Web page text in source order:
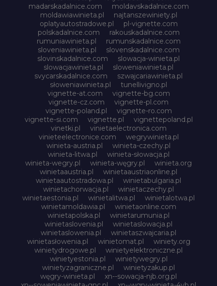
madarskadalnice.com
moldavskadalnice.com
moldawiawinieta.pl
najtanszewiniety.pl
oplatyautostradowe.pl
pl-vignette.com
polskadalnice.com
rakouskadalnice.com
rumuniawinieta.pl
rumunskadalnice.com
sloveniawinieta.pl
slovenskadalnice.com
slovinskadalnice.com
slowacja-winieta.pl
slowacjawinieta.pl
sloweniawinieta.pl
svycarskadalnice.com
szwajcariawinieta.pl
słoweniawinieta.pl
tunellivigno.pl
vignette-at.com
vignette-bg.com
vignette-cz.com
vignette-pl.com
vignette-poland.pl
vignette-ro.com
vignette-si.com
vignette.pl
vignettepoland.pl
vinetki.pl
vinietaelectronica.com
vinieteelectronice.com
wegrywinieta.pl
winieta-austria.pl
winieta-czechy.pl
winieta-litwa.pl
winieta-słowacja.pl
winieta-wegry.pl
winieta-węgry.pl
winieta.org
winietaaustria.pl
winietaaustriaonline.pl
winietaautostradowa.pl
winietabulgaria.pl
winietachorwacja.pl
winietaczechy.pl
winietaestonia.pl
winietalitwa.pl
winietalotwa.pl
winietamoldawia.pl
winietaonline.com
winietapolska.pl
winietarumunia.pl
winietaslovenia.pl
winietaslowacja.pl
winietaslowenia.pl
winietaszwajcaria.pl
winietasłowenia.pl
winietomat.pl
winiety.org
winietydrogowe.pl
winietyelektroniczne.pl
winietyestonia.pl
winietywegry.pl
winietyzagraniczne.pl
winietyzakup.pl
węgry-winieta.pl
xn--sowacja-njb.org.pl